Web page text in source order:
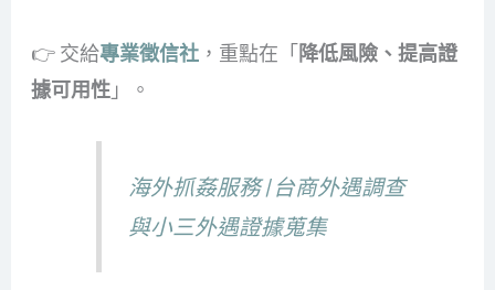
👉 交給專業徵信社，重點在「降低風險、提高證
據可用性」。
海外抓姦服務 | 台商外遇調查
與小三外遇證據蒐集